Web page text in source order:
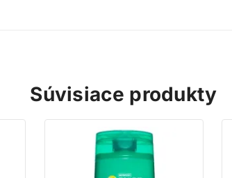
Súvisiace produkty